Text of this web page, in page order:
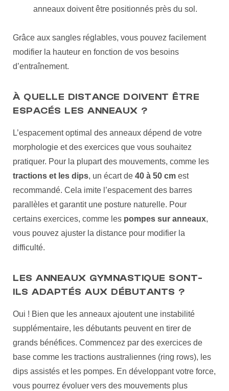
anneaux doivent être positionnés près du sol.
Grâce aux sangles réglables, vous pouvez facilement
modifier la hauteur en fonction de vos besoins
d’entraînement.
À QUELLE DISTANCE DOIVENT ÊTRE
ESPACÉS LES ANNEAUX ?
L’espacement optimal des anneaux dépend de votre
morphologie et des exercices que vous souhaitez
pratiquer. Pour la plupart des mouvements, comme les
tractions et les dips, un écart de 40 à 50 cm est
recommandé. Cela imite l’espacement des barres
parallèles et garantit une posture naturelle. Pour
certains exercices, comme les pompes sur anneaux,
vous pouvez ajuster la distance pour modifier la
difficulté.
LES ANNEAUX GYMNASTIQUE SONT-
ILS ADAPTÉS AUX DÉBUTANTS ?
Oui ! Bien que les anneaux ajoutent une instabilité
supplémentaire, les débutants peuvent en tirer de
grands bénéfices. Commencez par des exercices de
base comme les tractions australiennes (ring rows), les
dips assistés et les pompes. En développant votre force,
vous pourrez évoluer vers des mouvements plus